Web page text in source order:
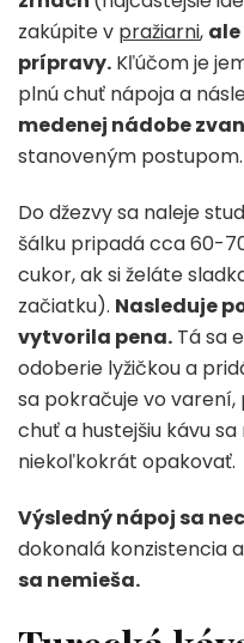
zakúpite v pražiarni,
prípravy. Kľúčom je
plnú chuť nápoja a
medenej nádobe
stanoveným postupom.
Do džezvy sa naleje
šálku pripadá cca 60-
cukor, ak si želáte
začiatku). Nasleduje
vytvorila pena. Tá sa
odoberie lyžičkou a
sa pokračuje vo
chuť a hustejšiu kávu
niekoľkokrát opakovať.
Výsledný nápoj sa
dokonalá konzistencia
sa nemieša.